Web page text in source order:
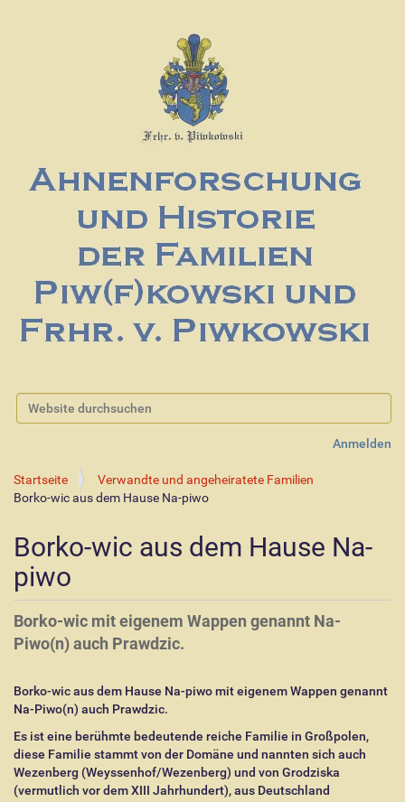
Website durchsuchen
Anmelden
Startseite
Verwandte und angeheiratete Familien
Borko-wic aus dem Hause Na-piwo
Borko-wic aus dem Hause Na-
piwo
Borko-wic mit eigenem Wappen genannt Na-
Piwo(n) auch Prawdzic.
Borko-wic aus dem Hause Na-piwo mit eigenem Wappen genannt
Na-Piwo(n) auch Prawdzic.
Es ist eine berühmte bedeutende reiche Familie in Großpolen,
diese Familie stammt von der Domäne und nannten sich auch
Wezenberg (Weyssenhof/Wezenberg) und von Grodziska
(vermutlich vor dem XIII Jahrhundert), aus Deutschland